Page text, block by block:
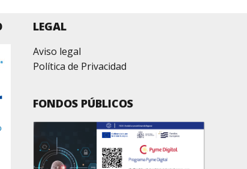
LEGAL
Aviso legal
Política de Privacidad
FONDOS PÚBLICOS